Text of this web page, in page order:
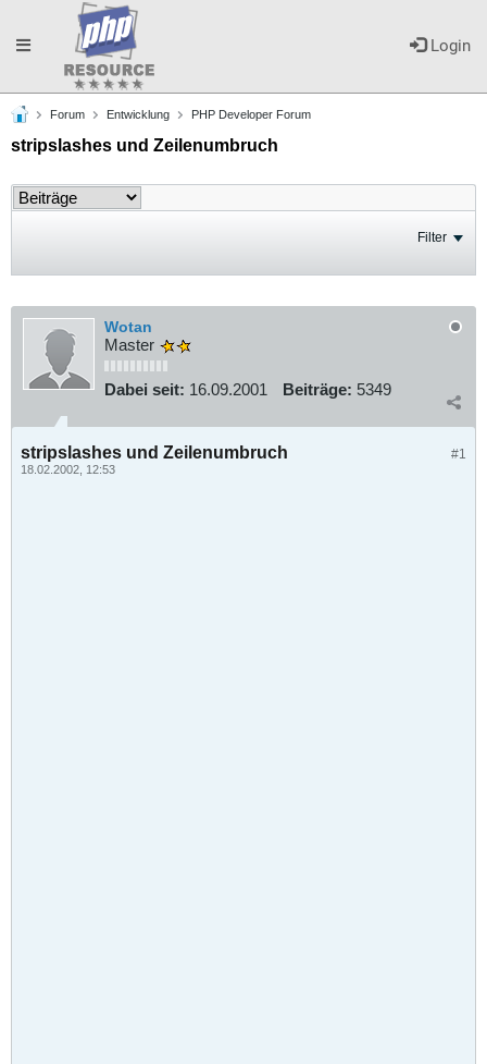
Login
Toggle
navigation
Forum Entwicklung PHP Developer Forum
stripslashes und Zeilenumbruch
Filter
Wotan
Master
Dabei seit: 16.09.2001 Beiträge: 5349
#1
stripslashes und Zeilenumbruch
18.02.2002, 12:53